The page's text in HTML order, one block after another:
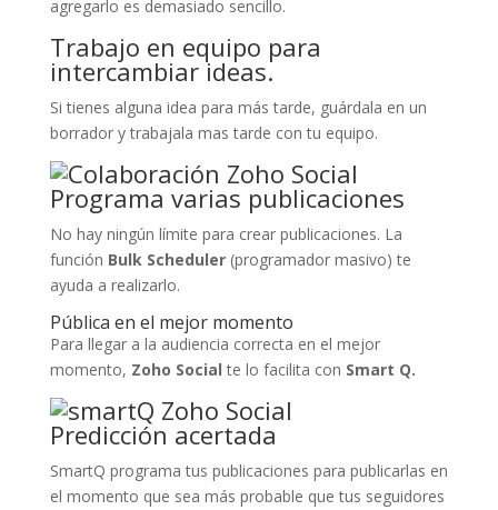
agregarlo es demasiado sencillo.
Trabajo en equipo para
intercambiar ideas.
Si tienes alguna idea para más tarde, guárdala en un
borrador y trabajala mas tarde con tu equipo.
Programa varias publicaciones
No hay ningún límite para crear publicaciones. La
función Bulk Scheduler(programador masivo) te
ayuda a realizarlo.
Pública en el mejor momento
Para llegar a la audiencia correcta en el mejor
momento, Zoho Social te lo facilita con Smart Q.
Predicción acertada
SmartQ programa tus publicaciones para publicarlas en
el momento que sea más probable que tus seguidores